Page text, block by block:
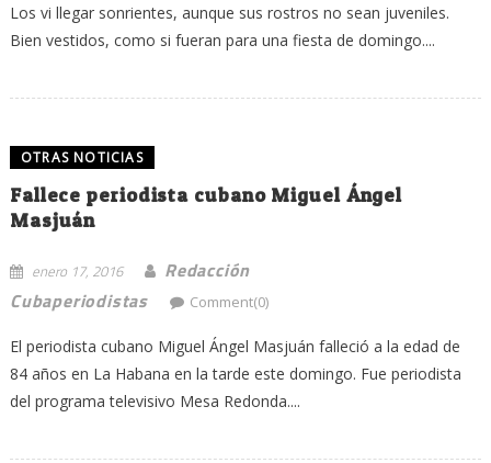
Los vi llegar sonrientes, aunque sus rostros no sean juveniles.
Bien vestidos, como si fueran para una fiesta de domingo....
OTRAS NOTICIAS
Fallece periodista cubano Miguel Ángel
Masjuán
enero 17, 2016
Redacción
Cubaperiodistas
Comment(0)
El periodista cubano Miguel Ángel Masjuán falleció a la edad de
84 años en La Habana en la tarde este domingo. Fue periodista
del programa televisivo Mesa Redonda....